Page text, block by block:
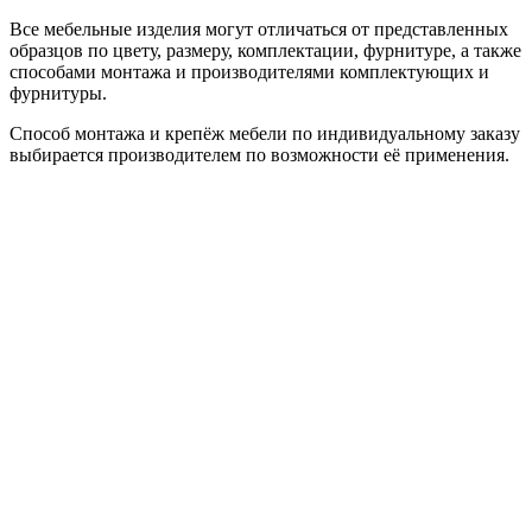
Все мебельные изделия могут отличаться от представленных
образцов по цвету, размеру, комплектации, фурнитуре, а также
способами монтажа и производителями комплектующих и
фурнитуры.
Способ монтажа и крепёж мебели по индивидуальному заказу
выбирается производителем по возможности её применения.